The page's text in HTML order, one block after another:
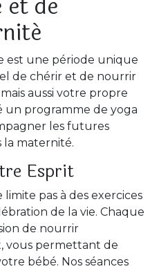
est une période unique
de chérir et de nourrir
aussi votre propre
un programme de yoga
les futures
la maternité.
Esprit
pas à des exercices
de la vie. Chaque
de nourrir
vous permettant de
bébé. Nos séances